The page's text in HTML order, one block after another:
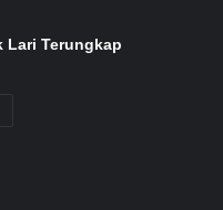
Lari Terungkap